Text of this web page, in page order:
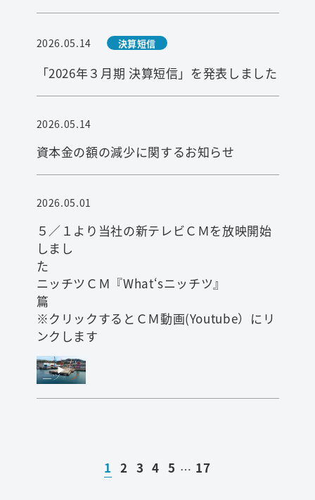
2026.05.14 決算短信
「2026年３月期 決算短信」を発表しました
2026.05.14
資本金の額の減少に関するお知らせ
2026.05.01
５／１より当社の新テレビＣＭを放映開始
しまし
ニッチツＣＭ『What‘sニッチツ』
※クリックするとＣＭ動画(Youtube）にリ
ンクします
1 2 3 4 5 … 17